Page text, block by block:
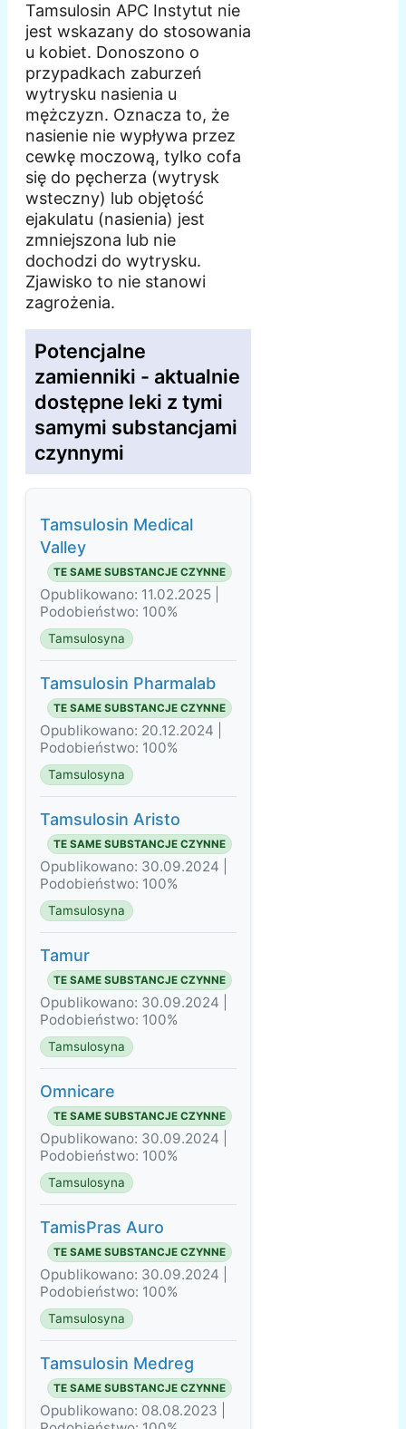
Tamsulosin APC Instytut nie
jest wskazany do stosowania
u kobiet. Donoszono o
przypadkach zaburzeń
wytrysku nasienia u
mężczyzn. Oznacza to, że
nasienie nie wypływa przez
cewkę moczową, tylko cofa
się do pęcherza (wytrysk
wsteczny) lub objętość
ejakulatu (nasienia) jest
zmniejszona lub nie
dochodzi do wytrysku.
Zjawisko to nie stanowi
zagrożenia.
Potencjalne
zamienniki - aktualnie
dostępne leki z tymi
samymi substancjami
czynnymi
Tamsulosin Medical
Valley
TE SAME SUBSTANCJE CZYNNE
Opublikowano: 11.02.2025 |
Podobieństwo: 100%
Tamsulosyna
Tamsulosin Pharmalab
TE SAME SUBSTANCJE CZYNNE
Opublikowano: 20.12.2024 |
Podobieństwo: 100%
Tamsulosyna
Tamsulosin Aristo
TE SAME SUBSTANCJE CZYNNE
Opublikowano: 30.09.2024 |
Podobieństwo: 100%
Tamsulosyna
Tamur
TE SAME SUBSTANCJE CZYNNE
Opublikowano: 30.09.2024 |
Podobieństwo: 100%
Tamsulosyna
Omnicare
TE SAME SUBSTANCJE CZYNNE
Opublikowano: 30.09.2024 |
Podobieństwo: 100%
Tamsulosyna
TamisPras Auro
TE SAME SUBSTANCJE CZYNNE
Opublikowano: 30.09.2024 |
Podobieństwo: 100%
Tamsulosyna
Tamsulosin Medreg
TE SAME SUBSTANCJE CZYNNE
Opublikowano: 08.08.2023 |